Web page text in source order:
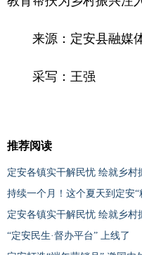
来源：定安县融媒体
采写：王强
推荐阅读
定安各镇实干解民忧 绘就乡村
持续一个月！这个夏天到定安“
定安各镇实干解民忧 绘就乡村
“定安民生·督办平台” 上线了